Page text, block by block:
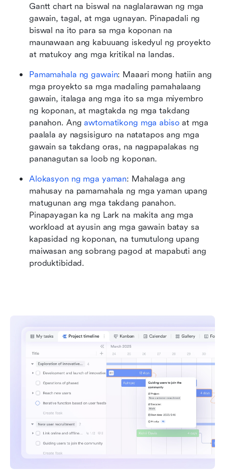
Gantt chart na biswal na naglalarawan ng mga
gawain, tagal, at mga ugnayan. Pinapadali ng
biswal na ito para sa mga koponan na
maunawaan ang kabuuang iskedyul ng proyekto
at matukoy ang mga kritikal na landas.
Pamamahala ng gawain: Maaari mong hatiin ang
mga proyekto sa mga madaling pamahalaang
gawain, italaga ang mga ito sa mga miyembro
ng koponan, at magtakda ng mga takdang
panahon. Ang awtomatikong mga abiso at mga
paalala ay nagsisiguro na natatapos ang mga
gawain sa takdang oras, na nagpapalakas ng
pananagutan sa loob ng koponan.
Alokasyon ng mga yaman: Mahalaga ang
mahusay na pamamahala ng mga yaman upang
matugunan ang mga takdang panahon.
Pinapayagan ka ng Lark na makita ang mga
workload at ayusin ang mga gawain batay sa
kapasidad ng koponan, na tumutulong upang
maiwasan ang sobrang pagod at mapabuti ang
produktibidad.